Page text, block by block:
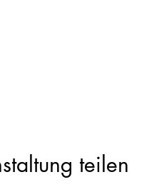
teilen